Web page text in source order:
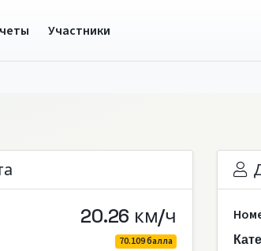
Участники
20.26 км/ч
70.109 балла